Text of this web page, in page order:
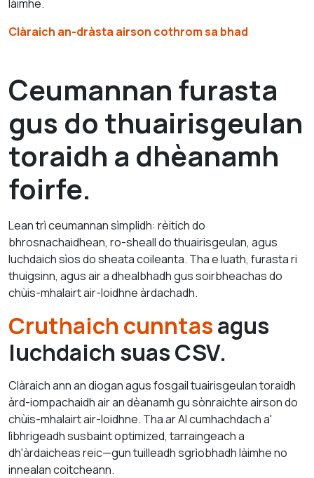
làimhe.
Clàraich an-dràsta airson cothrom sa bhad
Ceumannan furasta
gus do thuairisgeulan
toraidh a dhèanamh
foirfe.
Lean trì ceumannan sìmplidh: rèitich do
bhrosnachaidhean, ro-sheall do thuairisgeulan, agus
luchdaich sìos do sheata coileanta. Tha e luath, furasta ri
thuigsinn, agus air a dhealbhadh gus soirbheachas do
chùis-mhalairt air-loidhne àrdachadh.
Cruthaich cunntasagus
luchdaich suas CSV.
Clàraich ann an diogan agus fosgail tuairisgeulan toraidh
àrd-iompachaidh air an dèanamh gu sònraichte airson do
chùis-mhalairt air-loidhne. Tha ar AI cumhachdach a'
lìbhrigeadh susbaint optimized, tarraingeach a
dh'àrdaicheas reic—gun tuilleadh sgrìobhadh làimhe no
innealan coitcheann.